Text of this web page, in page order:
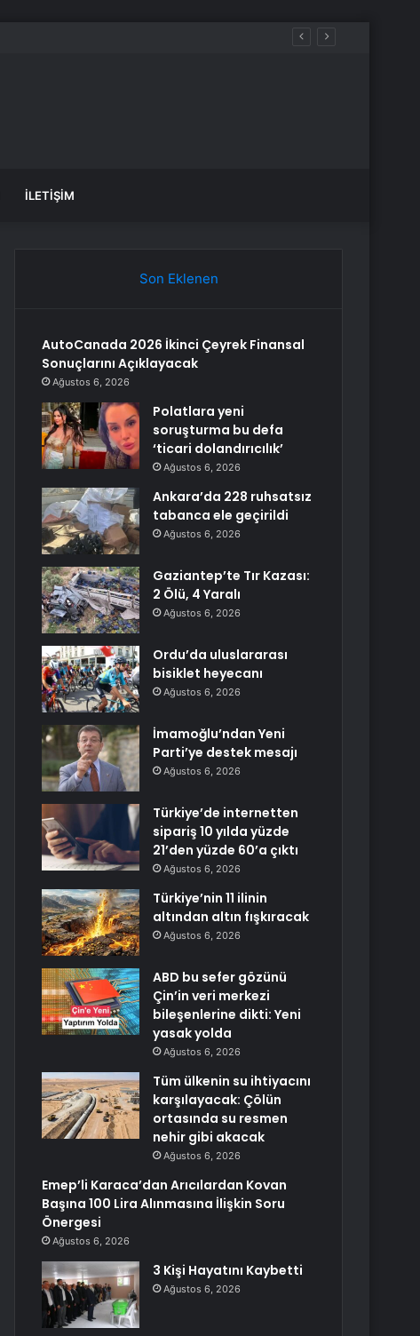
İLETIŞIM
Son Eklenen
AutoCanada 2026 İkinci Çeyrek Finansal
Sonuçlarını Açıklayacak
Ağustos 6, 2026
Polatlara yeni
soruşturma bu defa
‘ticari dolandırıcılık’
Ağustos 6, 2026
Ankara’da 228 ruhsatsız
tabanca ele geçirildi
Ağustos 6, 2026
Gaziantep’te Tır Kazası:
2 Ölü, 4 Yaralı
Ağustos 6, 2026
Ordu’da uluslararası
bisiklet heyecanı
Ağustos 6, 2026
İmamoğlu’ndan Yeni
Parti’ye destek mesajı
Ağustos 6, 2026
Türkiye’de internetten
sipariş 10 yılda yüzde
21’den yüzde 60’a çıktı
Ağustos 6, 2026
Türkiye’nin 11 ilinin
altından altın fışkıracak
Ağustos 6, 2026
ABD bu sefer gözünü
Çin’in veri merkezi
bileşenlerine dikti: Yeni
yasak yolda
Ağustos 6, 2026
Tüm ülkenin su ihtiyacını
karşılayacak: Çölün
ortasında su resmen
nehir gibi akacak
Ağustos 6, 2026
Emep’li Karaca’dan Arıcılardan Kovan
Başına 100 Lira Alınmasına İlişkin Soru
Önergesi
Ağustos 6, 2026
3 Kişi Hayatını Kaybetti
Ağustos 6, 2026